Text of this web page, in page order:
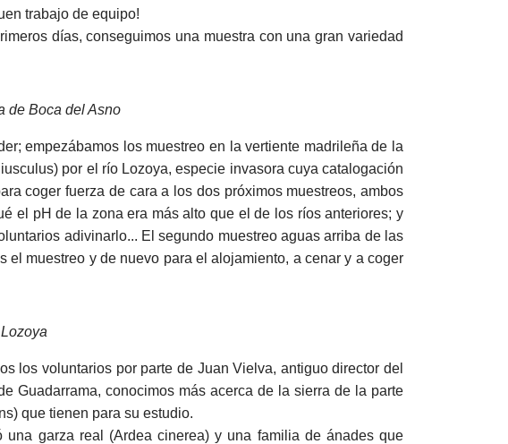
trabajo de equipo!
días, conseguimos una muestra con una gran variedad
de Boca del Asno
empezábamos los muestreo en la vertiente madrileña de la
por el río Lozoya, especie invasora cuya catalogación
coger fuerza de cara a los dos próximos muestreos, ambos
el pH de la zona era más alto que el de los ríos anteriores; y
adivinarlo... El segundo muestreo aguas arriba de las
muestreo y de nuevo para el alojamiento, a cenar y a coger
los voluntarios por parte de Juan Vielva, antiguo director del
Guadarrama, conocimos más acerca de la sierra de la parte
que tienen para su estudio.
garza real (Ardea cinerea) y una familia de ánades que